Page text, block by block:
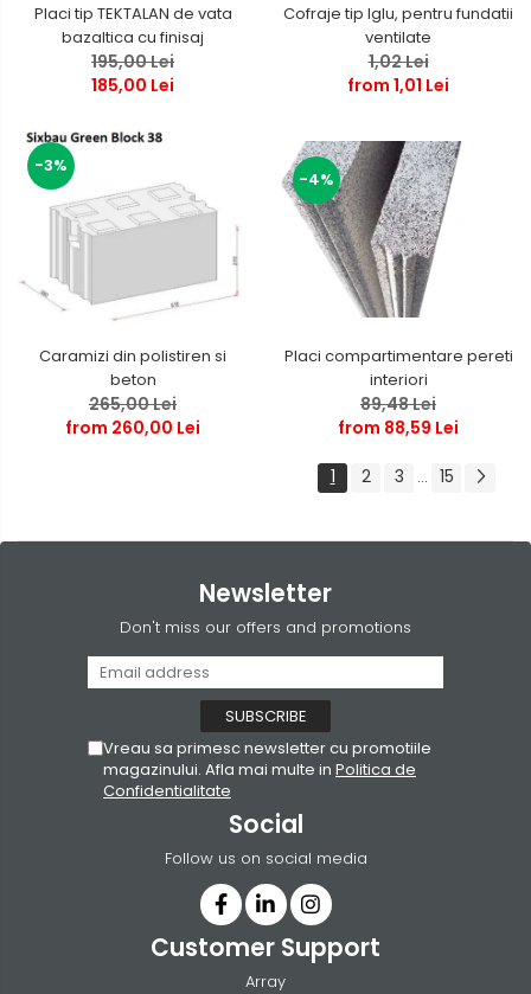
Placi tip TEKTALAN de vata
bazaltica cu finisaj
195,00 Lei
185,00 Lei
Cofraje tip Iglu, pentru fundatii
ventilate
1,02 Lei
from 1,01 Lei
-3%
Caramizi din polistiren si
beton
265,00 Lei
from 260,00 Lei
-4%
Placi compartimentare pereti
interiori
89,48 Lei
from 88,59 Lei
1 2 3 ... 15
Newsletter
Don't miss our offers and promotions
Vreau sa primesc newsletter cu promotiile
magazinului. Afla mai multe in Politica de
Confidentialitate
Social
Follow us on social media
Customer Support
Array